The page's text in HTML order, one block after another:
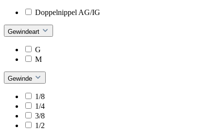
Doppelnippel AG/IG
Gewindeart
G
M
Gewinde
1/8
1/4
3/8
1/2